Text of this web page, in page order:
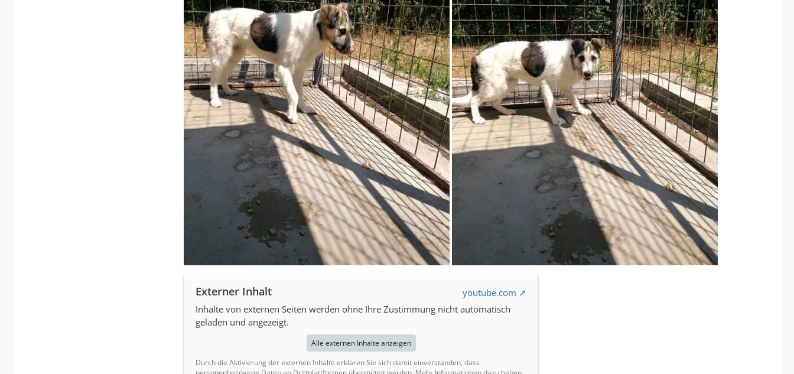
Externer Inhalt
youtube.com
Inhalte von externen Seiten werden ohne Ihre Zustimmung nicht automatisch
geladen und angezeigt.
Alle externen Inhalte anzeigen
Durch die Aktivierung der externen Inhalte erklären Sie sich damit einverstanden, dass